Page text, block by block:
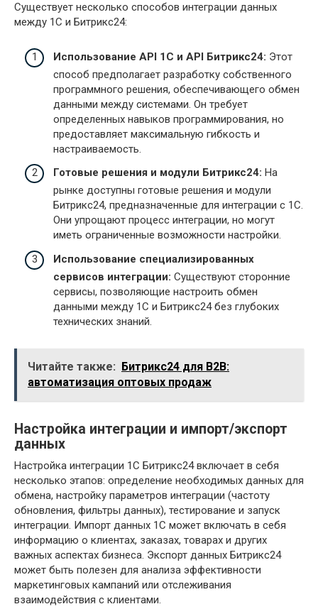
Существует несколько способов интеграции данных
между 1С и Битрикс24:
Использование API 1С и API Битрикс24: Этот
способ предполагает разработку собственного
программного решения, обеспечивающего обмен
данными между системами. Он требует
определенных навыков программирования, но
предоставляет максимальную гибкость и
настраиваемость.
Готовые решения и модули Битрикс24: На
рынке доступны готовые решения и модули
Битрикс24, предназначенные для интеграции с 1С.
Они упрощают процесс интеграции, но могут
иметь ограниченные возможности настройки.
Использование специализированных
сервисов интеграции: Существуют сторонние
сервисы, позволяющие настроить обмен
данными между 1С и Битрикс24 без глубоких
технических знаний.
Читайте также: Битрикс24 для B2B:
автоматизация оптовых продаж
Настройка интеграции и импорт/экспорт
данных
Настройка интеграции 1С Битрикс24 включает в себя
несколько этапов: определение необходимых данных для
обмена, настройку параметров интеграции (частоту
обновления, фильтры данных), тестирование и запуск
интеграции. Импорт данных 1С может включать в себя
информацию о клиентах, заказах, товарах и других
важных аспектах бизнеса. Экспорт данных Битрикс24
может быть полезен для анализа эффективности
маркетинговых кампаний или отслеживания
взаимодействия с клиентами.